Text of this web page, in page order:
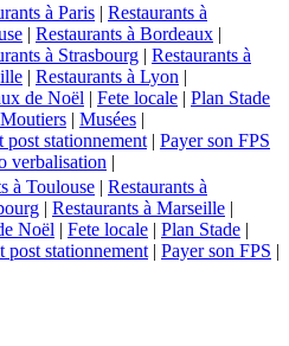
à Paris | Restaurants à
| Restaurants à Bordeaux |
à Strasbourg | Restaurants à
| Restaurants à Lyon |
de Noël | Fete locale | Plan Stade
| Musées |
post stationnement | Payer son FPS
verbalisation |
à Toulouse | Restaurants à
| Restaurants à Marseille |
Noël | Fete locale | Plan Stade |
post stationnement | Payer son FPS |